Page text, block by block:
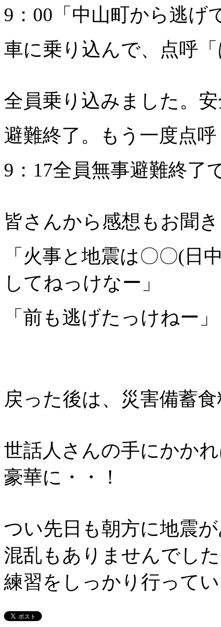
9：00「中山町から逃げ
車に乗り込んで、点呼
全員乗り込みました。
避難終了。もう一度点
9：17全員無事避難終了
皆さんから感想もお聞
「火事と地震は〇〇(日
してねっけなー」
「前も逃げたっけねー」
戻った後は、災害備蓄
世話人さんの手にかか
豪華に・・！
つい先日も朝方に地震
混乱もありませんでし
練習をしっかり行って